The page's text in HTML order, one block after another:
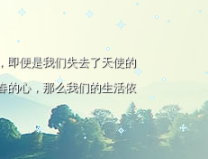
即便是我们失去了天使的
的心，那么我们的生活依